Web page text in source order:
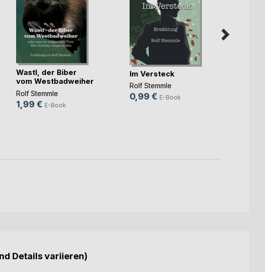
Wastl, der Biber
vom Westbadweiher
Rolf Stemmle
1,99 € E-Book
Im Versteck
Rolf Stemmle
0,99 € E-Book
Details variieren)